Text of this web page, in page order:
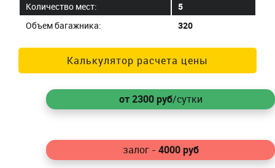
Количество мест:
5
Объем багажника:
320
Калькулятор расчета цены
от 2300руб/сутки
залог - 4000руб